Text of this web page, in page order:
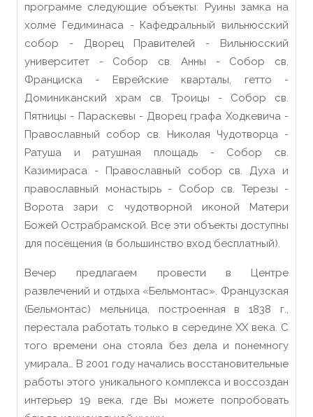
программе следующие объекты: Руины замка на
холме Гедиминаса - Кафедральный вильнюсский
собор - Дворец Правителей - Вильнюсский
университет - Собор св. Анны - Собор св.
Франциска - Еврейские кварталы, гетто -
Доминиканский храм св. Троицы - Собор св.
Пятницы - Параскевы - Дворец графа Ходкевича -
Православный собор св. Николая Чудотворца -
Ратуша и ратушная площадь - Собор св.
Казимираса - Православный собор св. Духа и
православный монастырь - Собор св. Терезы -
Ворота зари с чудотворной иконой Матери
Божей Острабрамской. Все эти объекты доступны
для посещения (в большинство вход бесплатный).
Вечер предлагаем провести в Центре
развлечений и отдыха «Бельмонтас». Французская
(Бельмонтас) мельница, построенная в 1838 г.,
перестала работать только в середине ХХ века. С
того времени она стояла без дела и понемногу
умирала… В 2001 году начались восстановительные
работы этого уникального комплекса и воссоздан
интерьер 19 века, где Вы можете попробовать